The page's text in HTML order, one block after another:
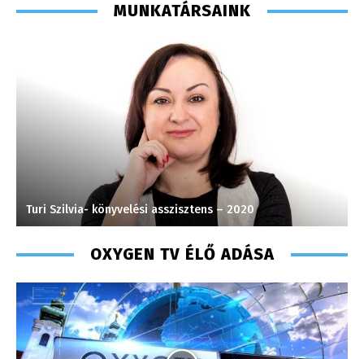
MUNKATÁRSAINK
Turi Szilvia- könyvelési asszisztens – 2020
OXYGEN TV ÉLŐ ADÁSA